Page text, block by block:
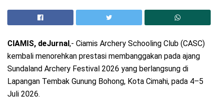
CIAMIS, deJurnal,- Ciamis Archery Schooling Club (CASC)
kembali menorehkan prestasi membanggakan pada ajang
Sundaland Archery Festival 2026 yang berlangsung di
Lapangan Tembak Gunung Bohong, Kota Cimahi, pada 4–5
Juli 2026.